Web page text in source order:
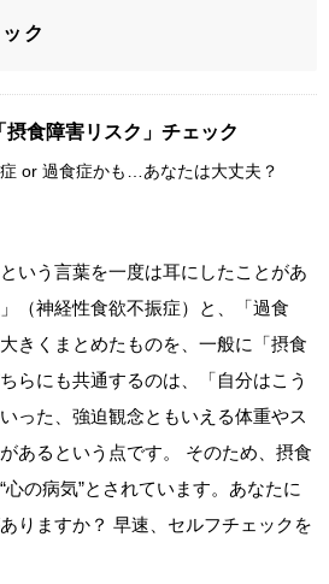
ク
摂食障害リスク」チェック
or 過食症かも…あなたは大丈夫？
いう言葉を一度は耳にしたことがあ
（神経性食欲不振症）と、「過食
きくまとめたものを、一般に「摂食
らにも共通するのは、「自分はこう
った、強迫観念ともいえる体重やス
あるという点です。 そのため、摂食
の病気”とされています。あなたに
りますか？ 早速、セルフチェックを